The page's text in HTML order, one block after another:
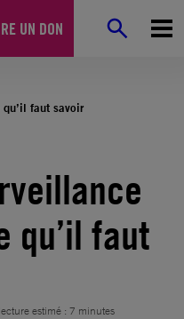
UN DON
faut savoir
qu’il faut
estimé : 7 minutes